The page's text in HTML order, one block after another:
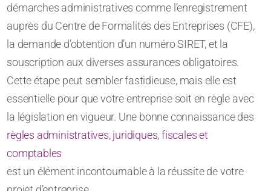
démarches administratives comme l’enregistrement
auprès du Centre de Formalités des Entreprises (CFE),
la demande d’obtention d’un numéro SIRET, et la
souscription aux diverses assurances obligatoires.
Cette étape peut sembler fastidieuse, mais elle est
essentielle pour que votre entreprise soit en règle avec
la législation en vigueur. Une bonne connaissance des
règles administratives, juridiques, fiscales et
comptables
est un élément incontournable à la réussite de votre